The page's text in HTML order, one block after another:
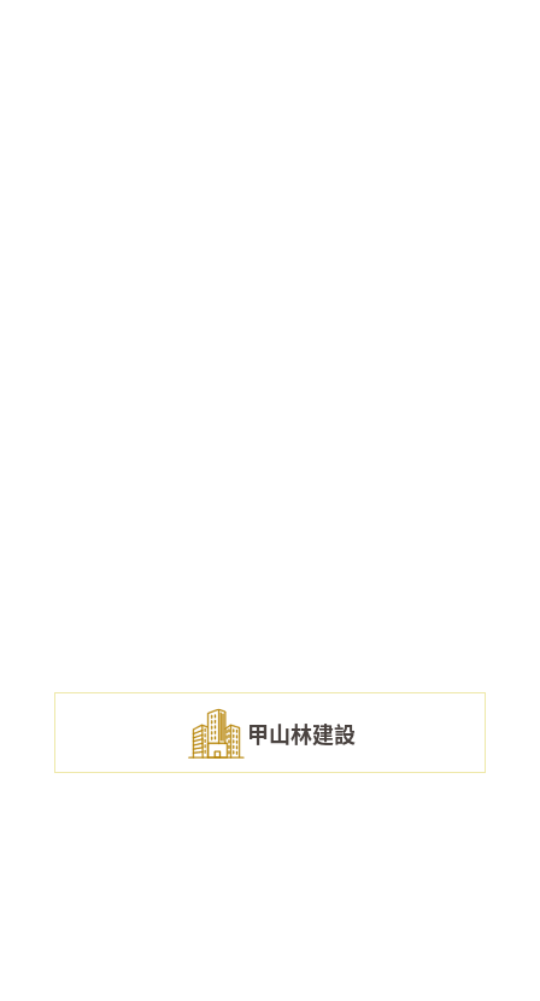
甲山林建設